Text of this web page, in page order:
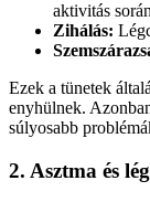
aktivitás
Zihálás:
Ezek a tünetek
enyhülnek.
súlyosabb
2. Asztma és